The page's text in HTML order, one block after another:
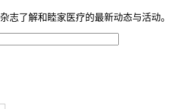
志了解和睦家医疗的最新动态与活动。